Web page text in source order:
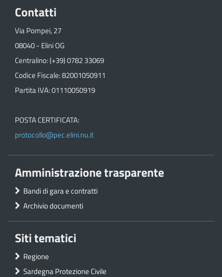
Contatti
Via Pompei, 27
08040 - Elini OG
Centralino: (+39) 0782 33069
Codice Fiscale: 82001050911
Partita IVA: 01110050919
POSTA CERTIFICATA:
protocollo@pec.elini.nu.it
Amministrazione trasparente
Bandi di gara e contratti
Archivio documenti
Siti tematici
Regione
Sardegna Protezione Civile